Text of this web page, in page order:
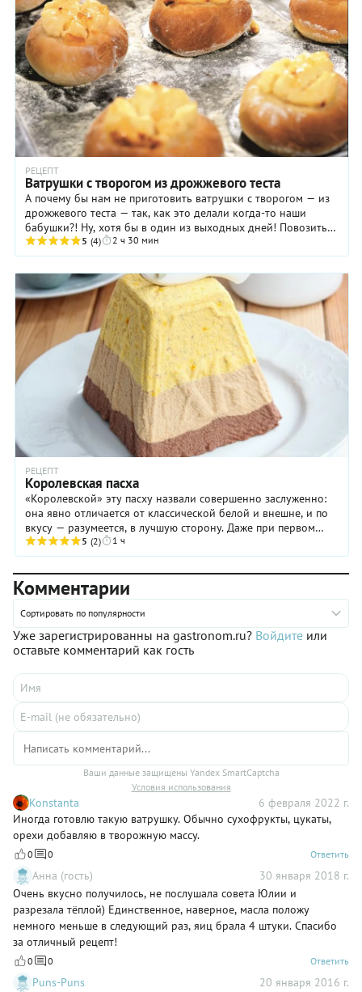
РЕЦЕПТ
Ватрушки с творогом из дрожжевого теста
А почему бы нам не приготовить ватрушки с творогом — из
дрожжевого теста — так, как это делали когда-то наши
бабушки?! Ну, хотя бы в один из выходных дней! Повозиться
с такой выпечкой, конечно, ...
5 (4) 2 ч 30 мин
РЕЦЕПТ
Королевская пасха
«Королевской» эту пасху назвали совершенно заслуженно:
она явно отличается от классической белой и внешне, и по
вкусу — разумеется, в лучшую сторону. Даже при первом
знакомстве с рецептом становится ...
5 (2) 1 ч
Комментарии
Сортировать по популярности
Уже зарегистрированны на gastronom.ru? Войдите или
оставьте комментарий как гость
Ваши данные защищены Yandex SmartCaptcha
Условия использования
Konstanta
6 февраля 2022 г.
Иногда готовлю такую ватрушку. Обычно сухофрукты, цукаты,
орехи добавляю в творожную массу.
0 0 Ответить
Анна (гость)
30 января 2018 г.
Очень вкусно получилось, не послушала совета Юлии и
разрезала тёплой) Единственное, наверное, масла положу
немного меньше в следующий раз, яиц брала 4 штуки. Спасибо
за отличный рецепт!
0 0 Ответить
Puns-Puns
20 января 2016 г.